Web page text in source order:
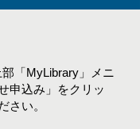
「MyLibrary」メニ
申込み」をクリッ
さい。